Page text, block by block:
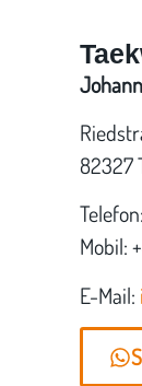
82327
Mobil:
E-Mail: